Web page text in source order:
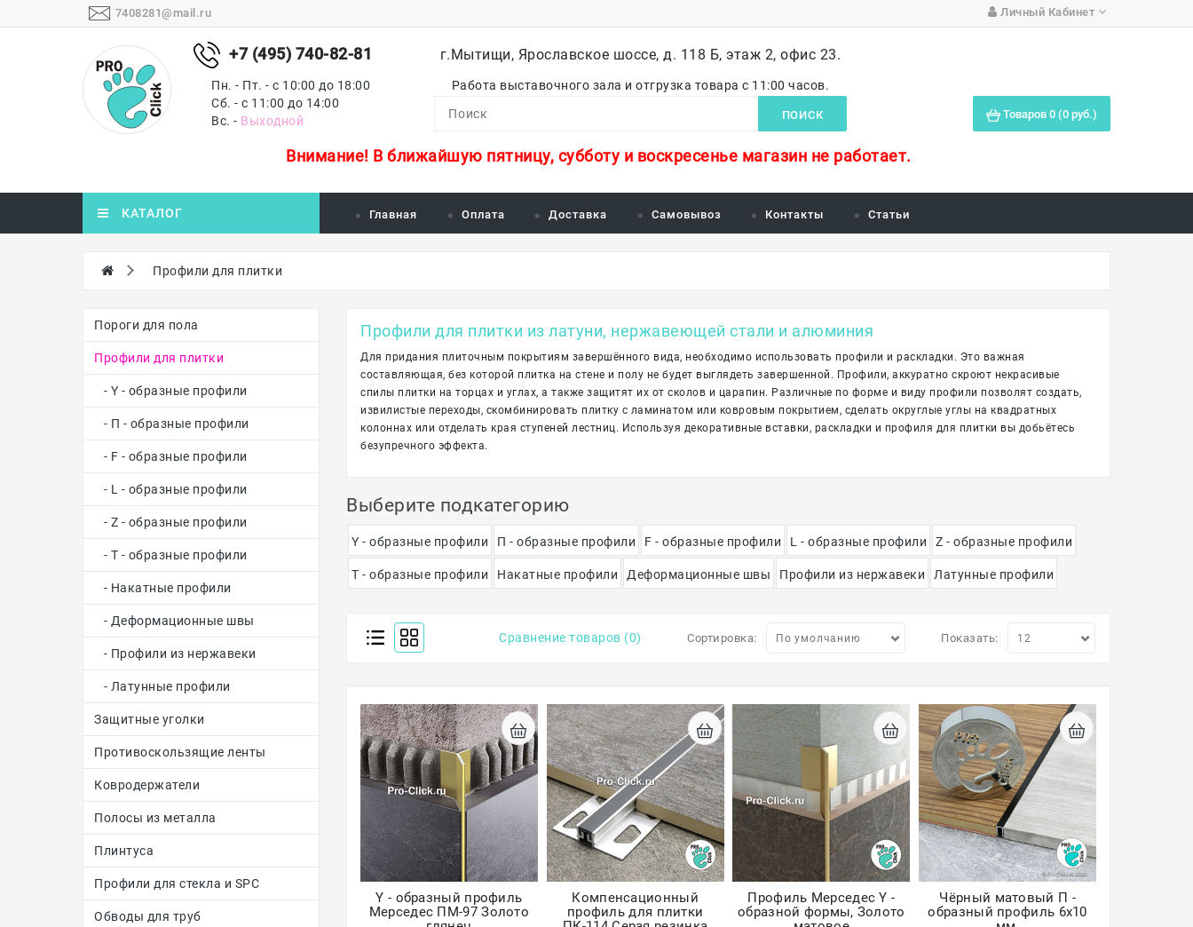
7408281@mail.ru Личный Кабинет
+7 (495) 740-82-81
Пн. - Пт. - с 10:00 до 18:00
Сб. - с 11:00 до 14:00
Вс. - Выходной
г.Мытищи, Ярославское шоссе, д. 118 Б, этаж 2, офис 23.
Работа выставочного зала и отгрузка товара с 11:00 часов.
ПОИСК Товаров 0 (0 руб.)
Внимание! В ближайшую пятницу, субботу и воскресенье магазин не работает.
КАТАЛОГ Главная Оплата Доставка Самовывоз Контакты Статьи
Профили для плитки
Пороги для пола
Профили для плитки
- Y - образные профили
- П - образные профили
- F - образные профили
- L - образные профили
- Z - образные профили
- Т - образные профили
- Накатные профили
- Деформационные швы
- Профили из нержавеки
- Латунные профили
Защитные уголки
Противоскользящие ленты
Ковродержатели
Полосы из металла
Плинтуса
Профили для стекла и SPC
Обводы для труб
Профили для плитки из латуни, нержавеющей стали и алюминия
Для придания плиточным покрытиям завершённого вида, необходимо использовать профили и раскладки. Это важная
составляющая, без которой плитка на стене и полу не будет выглядеть завершенной. Профили, аккуратно скроют некрасивые
спилы плитки на торцах и углах, а также защитят их от сколов и царапин. Различные по форме и виду профили позволят создать,
извилистые переходы, скомбинировать плитку с ламинатом или ковровым покрытием, сделать округлые углы на квадратных
колоннах или отделать края ступеней лестниц. Используя декоративные вставки, раскладки и профиля для плитки вы добьётесь
безупречного эффекта.
Выберите подкатегорию
Y - образные профили П - образные профили F - образные профили L - образные профили Z - образные профили
Т - образные профили Накатные профили Деформационные швы Профили из нержавеки Латунные профили
Сравнение товаров (0) Сортировка: Показать:
Y - образный профиль
Мерседес ПМ-97 Золото
Компенсационный
профиль для плитки
Профиль Мерседес Y -
образной формы, Золото
Чёрный матовый П -
образный профиль 6х10